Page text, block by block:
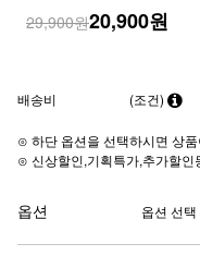
29,900원20,900원
배송비 (조건)
⊙ 하단 옵션을 선택하시면 상
⊙ 신상할인,기획특가,추가할
옵션